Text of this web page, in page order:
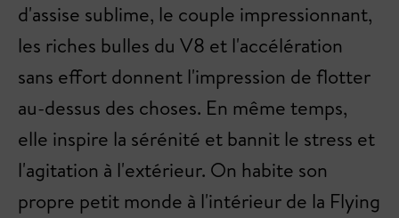
d'assise sublime, le couple impressionnant,
les riches bulles du V8 et l'accélération
sans effort donnent l'impression de flotter
au-dessus des choses. En même temps,
elle inspire la sérénité et bannit le stress et
l'agitation à l'extérieur. On habite son
propre petit monde à l'intérieur de la Flying